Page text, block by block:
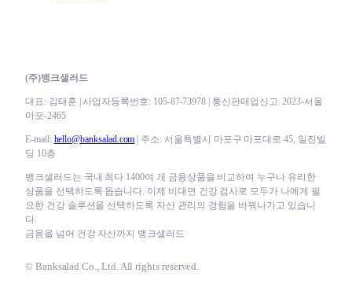
(주)뱅크샐러드
대표: 김태훈 | 사업자등록번호: 105-87-73978 | 통신판매업신고: 2023-서울
마포-2465
E-mail: hello@banksalad.com | 주소: 서울특별시 마포구 마포대로 45, 일진빌
딩 10층
뱅크샐러드는 국내 최다 1400여 개 금융상품을 비교하여 누구나 유리한
상품을 선택하도록 돕습니다. 이제 비대면 건강 검사로 모두가 나에게 필
요한 건강 솔루션을 선택하도록 자산 관리의 경험을 바꿔나가고 있습니
다.
금융을 넘어 건강 자산까지 뱅크샐러드
© Banksalad Co., Ltd. All rights reserved.